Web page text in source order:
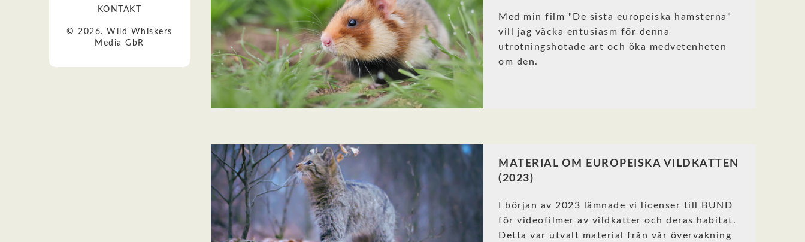
KONTAKT
© 2026. Wild Whiskers
Media GbR
Med min film "De sista europeiska hamsterna"
vill jag väcka entusiasm för denna
utrotningshotade art och öka medvetenheten
om den.
MATERIAL OM EUROPEISKA VILDKATTEN
(2023)
I början av 2023 lämnade vi licenser till BUND
för videofilmer av vildkatter och deras habitat.
Detta var utvalt material från vår övervakning